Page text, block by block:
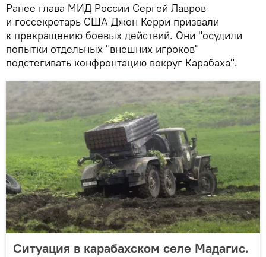
Ранее глава МИД России Сергей Лавров
и госсекретарь США Джон Керри призвали
к прекращению боевых действий. Они "осудили
попытки отдельных "внешних игроков"
подстегивать конфронтацию вокруг Карабаха".
Ситуация в карабахском селе Мадагис.